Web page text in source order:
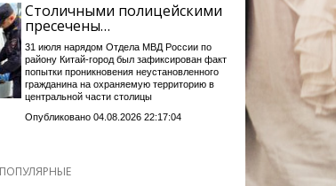
Столичными полицейскими
пресечены…
31 июля нарядом Отдела МВД России по
району Китай-город был зафиксирован факт
попытки проникновения неустановленного
гражданина на охраняемую территорию в
центральной части столицы
Опубликовано 04.08.2026 22:17:04
ПОПУЛЯРНЫЕ